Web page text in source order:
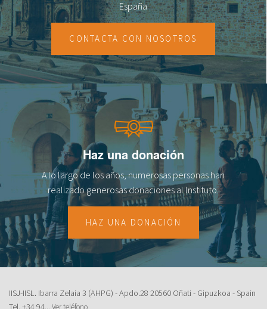
18
19
23
España
CONTACTA CON NOSOTROS
Haz una donación
A lo largo de los años, numerosas personas han
realizado generosas donaciones al lnstituto.
HAZ UNA DONACIÓN
IISJ-IISL. Ibarra Zelaia 3 (AHPG) - Apdo.28 20560 Oñati - Gipuzkoa - Spain
Tel. +34 94... Ver teléfono